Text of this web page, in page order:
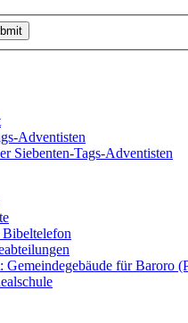
Adventisten
Siebenten-Tags-Adventisten
Gemeindegebäude für Baroro